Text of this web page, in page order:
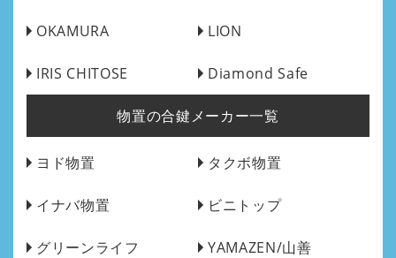
OKAMURA LION
IRIS CHITOSE Diamond Safe
物置の合鍵メーカー一覧
ヨド物置 タクボ物置
イナバ物置 ビニトップ
グリーンライフ YAMAZEN/山善